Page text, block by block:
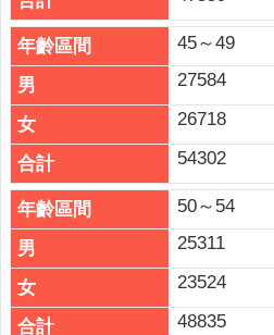
45～49
27584
26718
54302
50～54
25311
23524
48835